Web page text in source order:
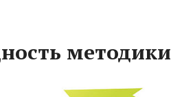
методики